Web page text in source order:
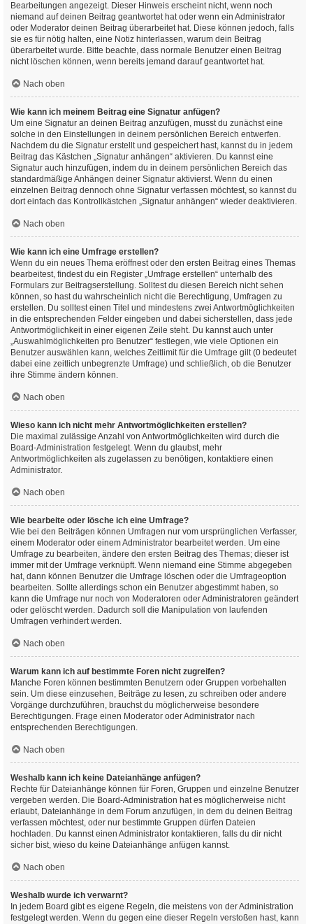
Bearbeitungen angezeigt. Dieser Hinweis erscheint nicht, wenn noch
niemand auf deinen Beitrag geantwortet hat oder wenn ein Administrator
oder Moderator deinen Beitrag überarbeitet hat. Diese können jedoch, falls
sie es für nötig halten, eine Notiz hinterlassen, warum dein Beitrag
überarbeitet wurde. Bitte beachte, dass normale Benutzer einen Beitrag
nicht löschen können, wenn bereits jemand darauf geantwortet hat.
Nach oben
Wie kann ich meinem Beitrag eine Signatur anfügen?
Um eine Signatur an deinen Beitrag anzufügen, musst du zunächst eine
solche in den Einstellungen in deinem persönlichen Bereich entwerfen.
Nachdem du die Signatur erstellt und gespeichert hast, kannst du in jedem
Beitrag das Kästchen „Signatur anhängen“ aktivieren. Du kannst eine
Signatur auch hinzufügen, indem du in deinem persönlichen Bereich das
standardmäßige Anhängen deiner Signatur aktivierst. Wenn du einen
einzelnen Beitrag dennoch ohne Signatur verfassen möchtest, so kannst du
dort einfach das Kontrollkästchen „Signatur anhängen“ wieder deaktivieren.
Nach oben
Wie kann ich eine Umfrage erstellen?
Wenn du ein neues Thema eröffnest oder den ersten Beitrag eines Themas
bearbeitest, findest du ein Register „Umfrage erstellen“ unterhalb des
Formulars zur Beitragserstellung. Solltest du diesen Bereich nicht sehen
können, so hast du wahrscheinlich nicht die Berechtigung, Umfragen zu
erstellen. Du solltest einen Titel und mindestens zwei Antwortmöglichkeiten
in die entsprechenden Felder eingeben und dabei sicherstellen, dass jede
Antwortmöglichkeit in einer eigenen Zeile steht. Du kannst auch unter
„Auswahlmöglichkeiten pro Benutzer“ festlegen, wie viele Optionen ein
Benutzer auswählen kann, welches Zeitlimit für die Umfrage gilt (0 bedeutet
dabei eine zeitlich unbegrenzte Umfrage) und schließlich, ob die Benutzer
ihre Stimme ändern können.
Nach oben
Wieso kann ich nicht mehr Antwortmöglichkeiten erstellen?
Die maximal zulässige Anzahl von Antwortmöglichkeiten wird durch die
Board-Administration festgelegt. Wenn du glaubst, mehr
Antwortmöglichkeiten als zugelassen zu benötigen, kontaktiere einen
Administrator.
Nach oben
Wie bearbeite oder lösche ich eine Umfrage?
Wie bei den Beiträgen können Umfragen nur vom ursprünglichen Verfasser,
einem Moderator oder einem Administrator bearbeitet werden. Um eine
Umfrage zu bearbeiten, ändere den ersten Beitrag des Themas; dieser ist
immer mit der Umfrage verknüpft. Wenn niemand eine Stimme abgegeben
hat, dann können Benutzer die Umfrage löschen oder die Umfrageoption
bearbeiten. Sollte allerdings schon ein Benutzer abgestimmt haben, so
kann die Umfrage nur noch von Moderatoren oder Administratoren geändert
oder gelöscht werden. Dadurch soll die Manipulation von laufenden
Umfragen verhindert werden.
Nach oben
Warum kann ich auf bestimmte Foren nicht zugreifen?
Manche Foren können bestimmten Benutzern oder Gruppen vorbehalten
sein. Um diese einzusehen, Beiträge zu lesen, zu schreiben oder andere
Vorgänge durchzuführen, brauchst du möglicherweise besondere
Berechtigungen. Frage einen Moderator oder Administrator nach
entsprechenden Berechtigungen.
Nach oben
Weshalb kann ich keine Dateianhänge anfügen?
Rechte für Dateianhänge können für Foren, Gruppen und einzelne Benutzer
vergeben werden. Die Board-Administration hat es möglicherweise nicht
erlaubt, Dateianhänge in dem Forum anzufügen, in dem du deinen Beitrag
verfassen möchtest, oder nur bestimmte Gruppen dürfen Dateien
hochladen. Du kannst einen Administrator kontaktieren, falls du dir nicht
sicher bist, wieso du keine Dateianhänge anfügen kannst.
Nach oben
Weshalb wurde ich verwarnt?
In jedem Board gibt es eigene Regeln, die meistens von der Administration
festgelegt werden. Wenn du gegen eine dieser Regeln verstoßen hast, kann